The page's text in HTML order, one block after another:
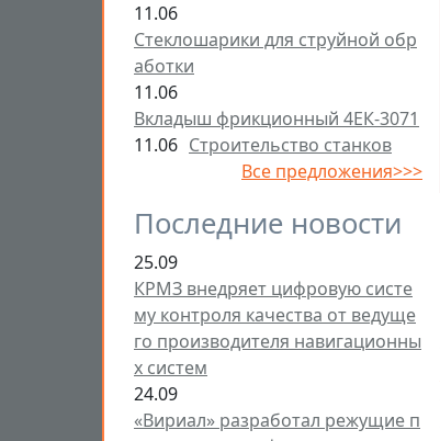
11.06
Стеклошарики для струйной обр
аботки
11.06
Вкладыш фрикционный 4ЕК-3071
11.06 Строительство станков
Все предложения>>>
Последние новости
25.09
КРМЗ внедряет цифровую систе
му контроля качества от ведуще
го производителя навигационны
х систем
24.09
«Вириал» разработал режущие п